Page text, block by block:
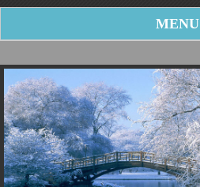
MENU